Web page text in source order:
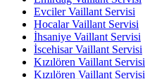
Evciler Vaillant Servisi
Hocalar Vaillant Servisi
İhsaniye Vaillant Servisi
İscehisar Vaillant Servisi
Kızılören Vaillant Servisi
Kızılören Vaillant Servisi